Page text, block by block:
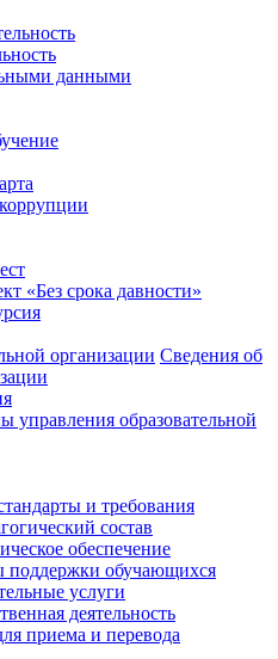
данными
«Без срока давности»
организации Сведения об
управления образовательной
и требования
состав
обеспечение
обучающихся
услуги
деятельность
приема и перевода